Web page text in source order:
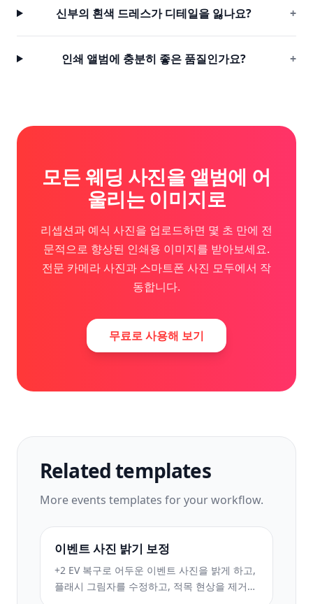
신부의 흰색 드레스가 디테일을 잃나요? +
인쇄 앨범에 충분히 좋은 품질인가요? +
모든 웨딩 사진을 앨범에 어
울리는 이미지로
리셉션과 예식 사진을 업로드하면 몇 초 만에 전
문적으로 향상된 인쇄용 이미지를 받아보세요.
전문 카메라 사진과 스마트폰 사진 모두에서 작
동합니다.
무료로 사용해 보기
Related templates
More events templates for your workflow.
이벤트 사진 밝기 보정
+2 EV 복구로 어두운 이벤트 사진을 밝게 하고,
플래시 그림자를 수정하고, 적목 현상을 제거하